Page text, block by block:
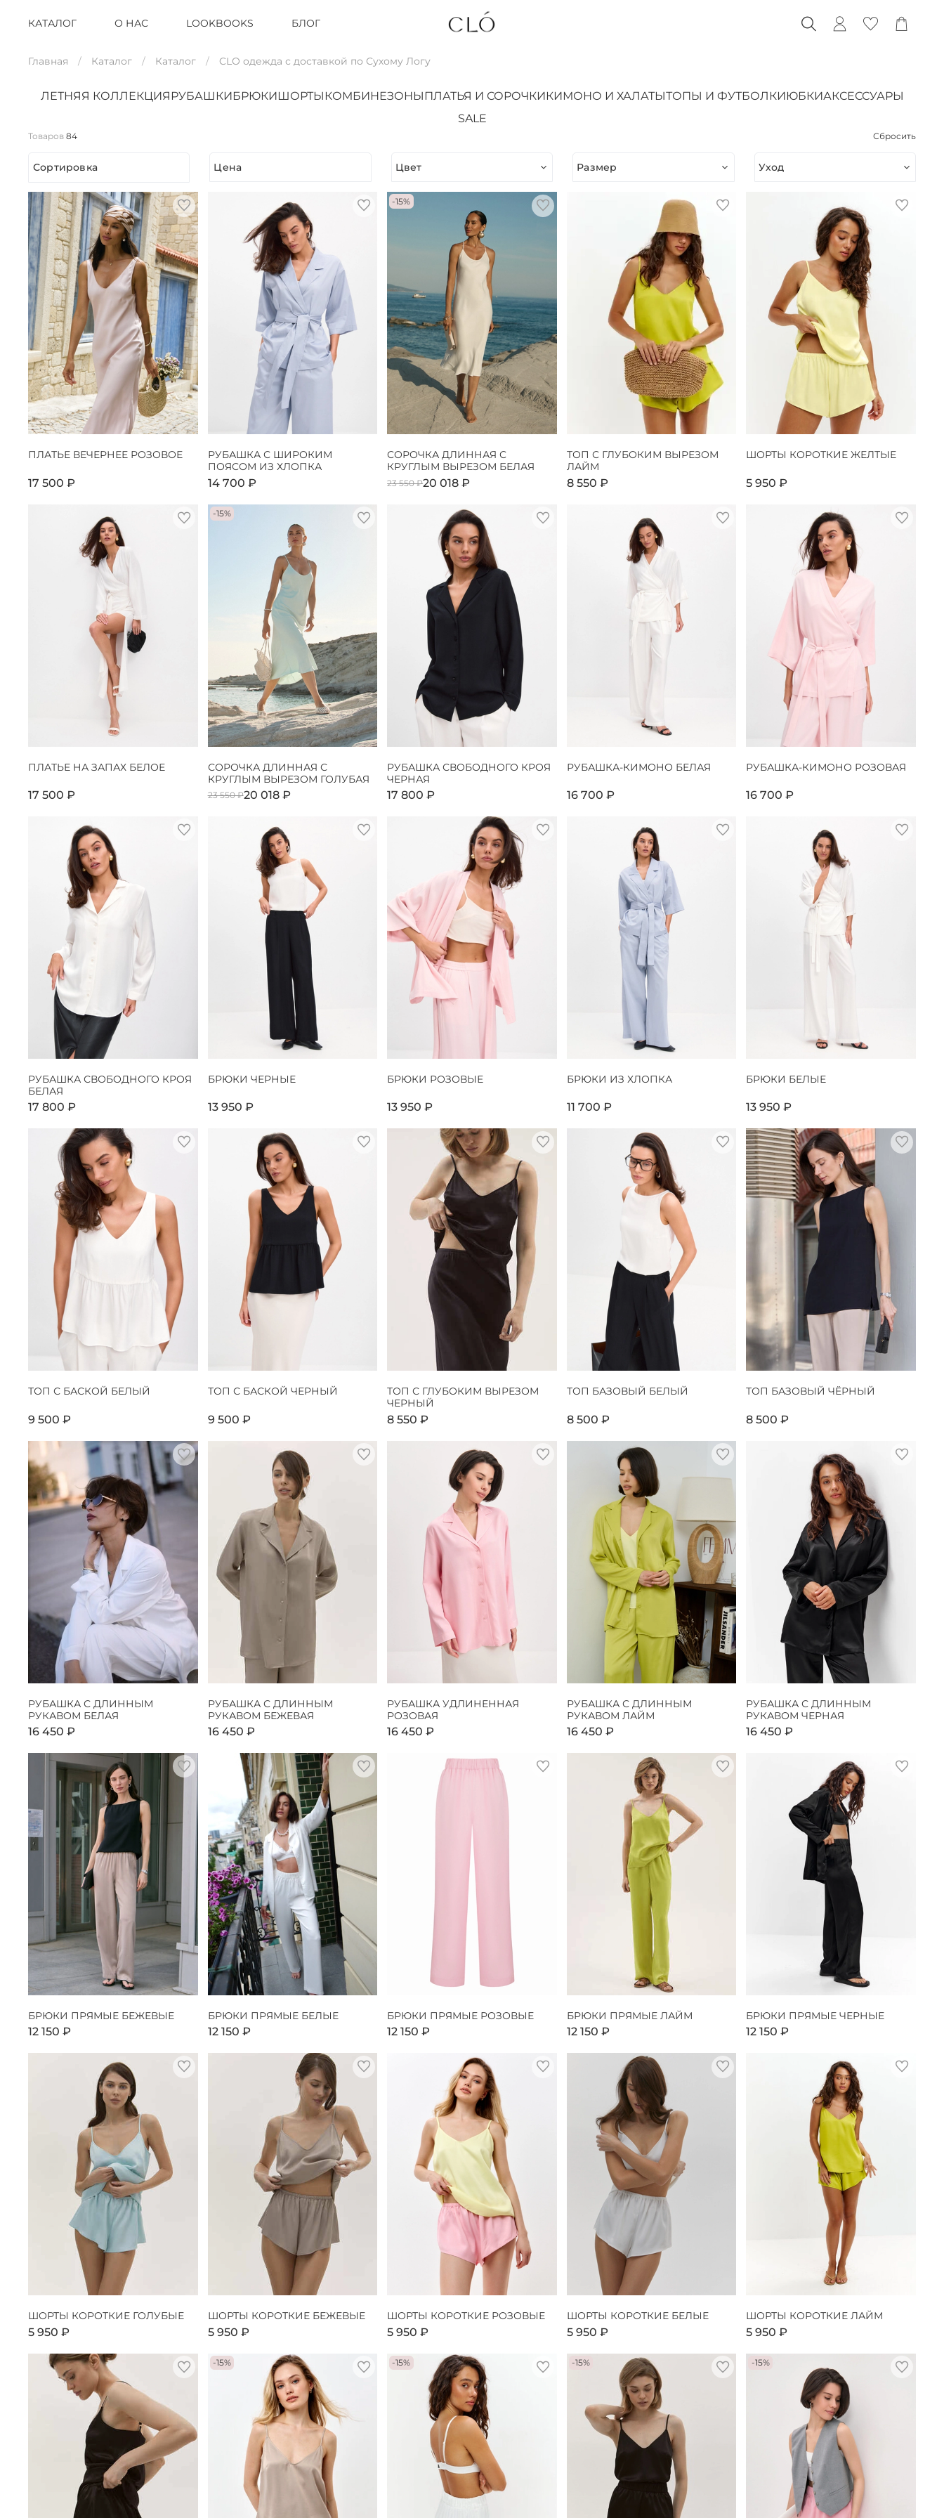
КАТАЛОГ О НАС LOOKBOOKS БЛОГ
Главная Каталог Каталог CLO одежда с доставкой по Сухому Логу
ЛЕТНЯЯ КОЛЛЕКЦИЯ РУБАШКИБРЮКИШОРТЫ КОМБИНЕЗОНЫ ПЛАТЬЯ И СОРОЧКИКИМОНО И ХАЛАТЫТОПЫ И ФУТБОЛКИЮБКИАКСЕССУАРЫ
SALE
Товаров 84 Сбросить
Сортировка Цена Цвет Размер Уход
ПЛАТЬЕ ВЕЧЕРНЕЕ РОЗОВОЕ
17 500 ₽
РУБАШКА С ШИРОКИМ
ПОЯСОМ ИЗ ХЛОПКА
14 700 ₽
-15%
СОРОЧКА ДЛИННАЯ С
КРУГЛЫМ ВЫРЕЗОМ БЕЛАЯ
23 550 ₽20 018 ₽
ТОП С ГЛУБОКИМ ВЫРЕЗОМ
ЛАЙМ
8 550 ₽
ШОРТЫ КОРОТКИЕ ЖЕЛТЫЕ
5 950 ₽
ПЛАТЬЕ НА ЗАПАХ БЕЛОЕ
17 500 ₽
-15%
СОРОЧКА ДЛИННАЯ С
КРУГЛЫМ ВЫРЕЗОМ ГОЛУБАЯ
23 550 ₽20 018 ₽
РУБАШКА СВОБОДНОГО КРОЯ
ЧЕРНАЯ
17 800 ₽
РУБАШКА-КИМОНО БЕЛАЯ
16 700 ₽
РУБАШКА-КИМОНО РОЗОВАЯ
16 700 ₽
РУБАШКА СВОБОДНОГО КРОЯ
БЕЛАЯ
17 800 ₽
БРЮКИ ЧЕРНЫЕ
13 950 ₽
БРЮКИ РОЗОВЫЕ
13 950 ₽
БРЮКИ ИЗ ХЛОПКА
11 700 ₽
БРЮКИ БЕЛЫЕ
13 950 ₽
ТОП С БАСКОЙ БЕЛЫЙ
9 500 ₽
ТОП С БАСКОЙ ЧЕРНЫЙ
9 500 ₽
ТОП С ГЛУБОКИМ ВЫРЕЗОМ
ЧЕРНЫЙ
8 550 ₽
ТОП БАЗОВЫЙ БЕЛЫЙ
8 500 ₽
ТОП БАЗОВЫЙ ЧЁРНЫЙ
8 500 ₽
РУБАШКА С ДЛИННЫМ
РУКАВОМ БЕЛАЯ
16 450 ₽
РУБАШКА С ДЛИННЫМ
РУКАВОМ БЕЖЕВАЯ
16 450 ₽
РУБАШКА УДЛИНЕННАЯ
РОЗОВАЯ
16 450 ₽
РУБАШКА С ДЛИННЫМ
РУКАВОМ ЛАЙМ
16 450 ₽
РУБАШКА С ДЛИННЫМ
РУКАВОМ ЧЕРНАЯ
16 450 ₽
БРЮКИ ПРЯМЫЕ БЕЖЕВЫЕ
12 150 ₽
БРЮКИ ПРЯМЫЕ БЕЛЫЕ
12 150 ₽
БРЮКИ ПРЯМЫЕ РОЗОВЫЕ
12 150 ₽
БРЮКИ ПРЯМЫЕ ЛАЙМ
12 150 ₽
БРЮКИ ПРЯМЫЕ ЧЕРНЫЕ
12 150 ₽
ШОРТЫ КОРОТКИЕ ГОЛУБЫЕ
5 950 ₽
ШОРТЫ КОРОТКИЕ БЕЖЕВЫЕ
5 950 ₽
ШОРТЫ КОРОТКИЕ РОЗОВЫЕ
5 950 ₽
ШОРТЫ КОРОТКИЕ БЕЛЫЕ
5 950 ₽
ШОРТЫ КОРОТКИЕ ЛАЙМ
5 950 ₽
-15% -15% -15% -15%